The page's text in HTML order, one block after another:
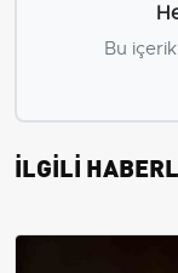
Bu
İLGİLİ